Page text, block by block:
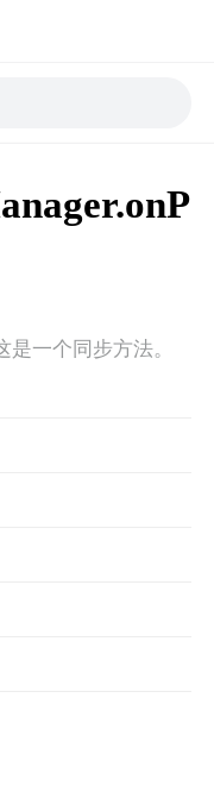
一个同步方法。